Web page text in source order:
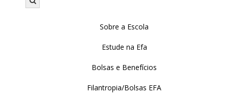
Sobre a Escola
Estude na Efa
Bolsas e Benefícios
Filantropia/Bolsas EFA